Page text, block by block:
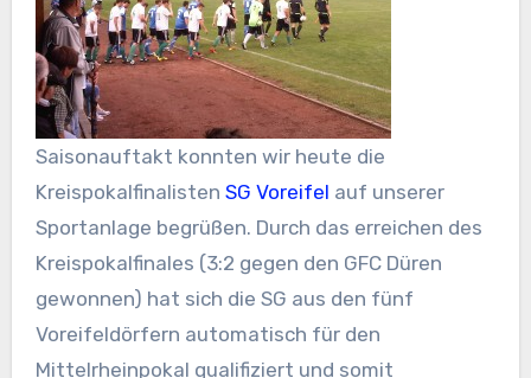
Saisonauftakt konnten wir heute die
Kreispokalfinalisten SG Voreifel auf unserer
Sportanlage begrüßen. Durch das erreichen des
Kreispokalfinales (3:2 gegen den GFC Düren
gewonnen) hat sich die SG aus den fünf
Voreifeldörfern automatisch für den
Mittelrheinpokal qualifiziert und somit